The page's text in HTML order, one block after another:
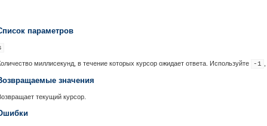
параметров
миллисекунд, в течение которых курсор ожидает ответа. Используйте -1
значения
текущий курсор.